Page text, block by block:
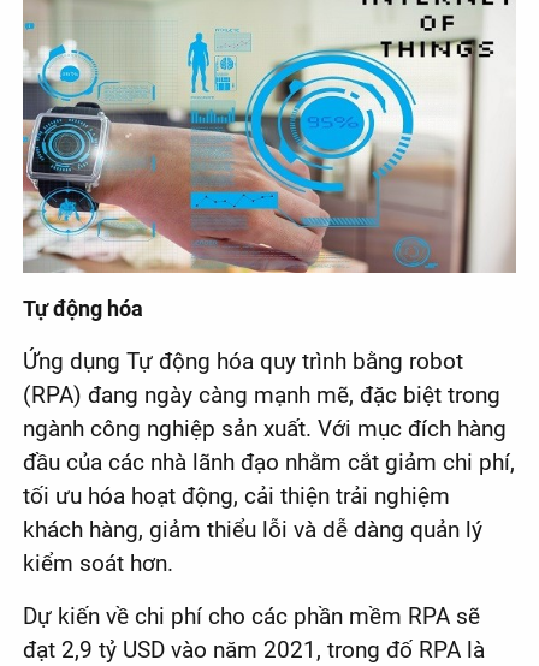
Tự động hóa
Ứng dụng Tự động hóa quy trình bằng robot
(RPA) đang ngày càng mạnh mẽ, đặc biệt trong
ngành công nghiệp sản xuất. Với mục đích hàng
đầu của các nhà lãnh đạo nhằm cắt giảm chi phí,
tối ưu hóa hoạt động, cải thiện trải nghiệm
khách hàng, giảm thiểu lỗi và dễ dàng quản lý
kiểm soát hơn.
Dự kiến về chi phí cho các phần mềm RPA sẽ
đạt 2,9 tỷ USD vào năm 2021, trong đố RPA là